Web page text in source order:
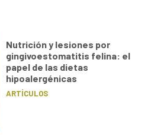
Nutrición y lesiones por
gingivoestomatitis felina: el
papel de las dietas
hipoalergénicas
ARTÍCULOS